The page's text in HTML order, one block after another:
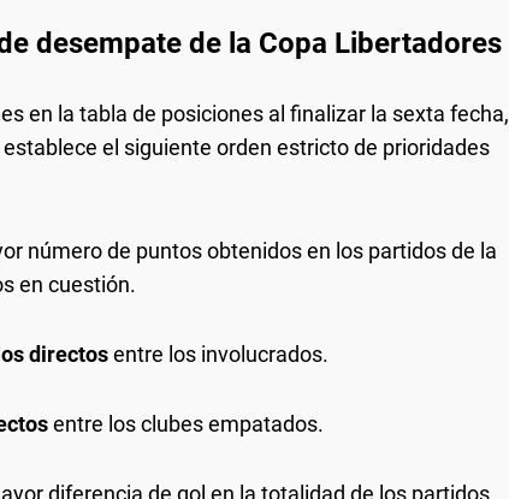
desempate de la Copa Libertadores
en la tabla de posiciones al finalizar la sexta fecha,
el siguiente orden estricto de prioridades
número de puntos obtenidos en los partidos de la
en cuestión.
directosentre los involucrados.
entre los clubes empatados.
diferencia de gol en la totalidad de los partidos